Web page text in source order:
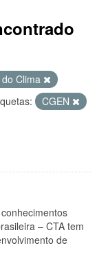
Clima
CGEN
– CTA tem
de